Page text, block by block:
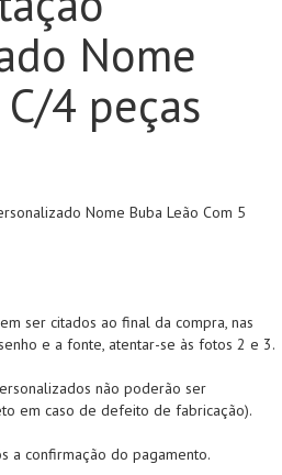
Nome
4 peças
Nome Buba Leão Com 5
ser citados ao final da compra, nas
e a fonte, atentar-se às fotos 2 e 3.
não poderão ser
em caso de defeito de fabricação).
a confirmação do pagamento.